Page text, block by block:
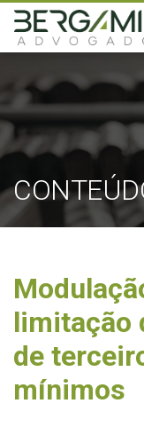
limitação
de
mínimos